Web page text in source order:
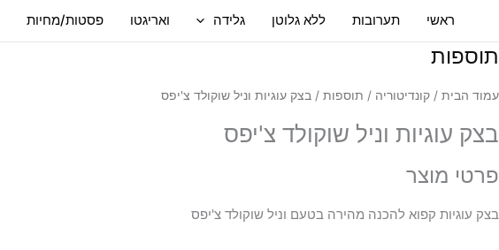
ראשי תערובות ללא גלוטן גלידה ואריגטו פסטות/מחיות
תוספות
עמוד הבית / קונדיטוריה / תוספות / בצק עוגיות וניל שוקולד צ'יפס
בצק עוגיות וניל שוקולד צ'יפס
פרטי מוצר
בצק עוגיות קפוא להכנה מהירה בטעם וניל שוקולד צ'יפס